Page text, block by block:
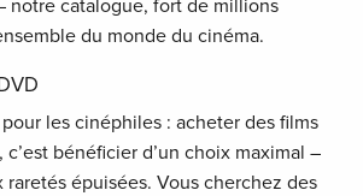
notre catalogue, fort de millions
du monde du cinéma.
les cinéphiles : acheter des films
bénéficier d’un choix maximal –
raretés épuisées. Vous cherchez des